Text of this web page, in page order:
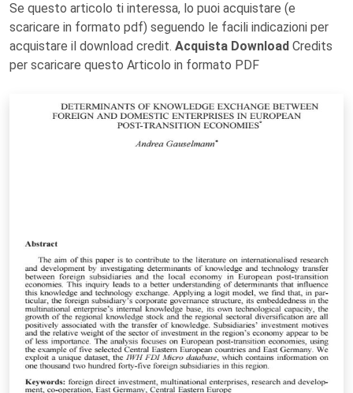
Se questo articolo ti interessa, lo puoi acquistare (e
scaricare in formato pdf) seguendo le facili indicazioni per
acquistare il download credit. Acquista Download Credits
per scaricare questo Articolo in formato PDF